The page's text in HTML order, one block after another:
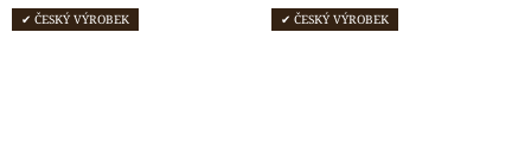
✔ ČESKÝ VÝROBEK ✔ ČESKÝ VÝROBEK